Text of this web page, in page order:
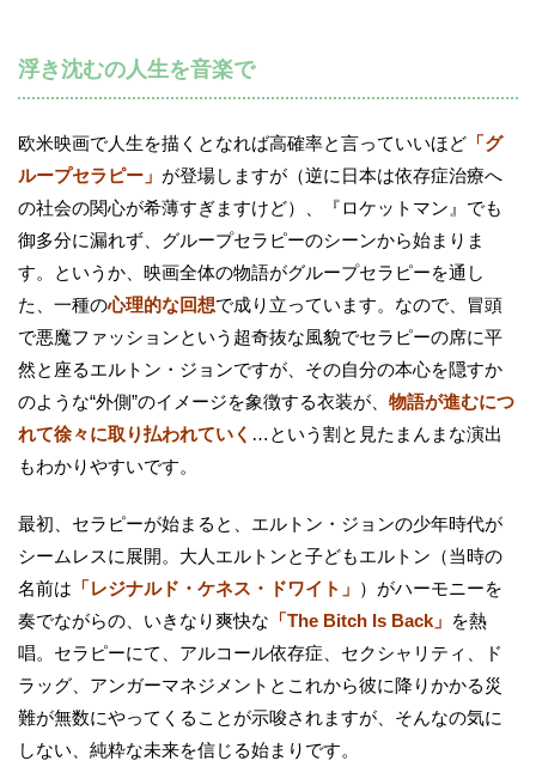
浮き沈むの人生を音楽で
欧米映画で人生を描くとなれば高確率と言っていいほど 「グ
ループセラピー」 が登場しますが（逆に日本は依存症治療へ
の社会の関心が希薄すぎますけど）、『ロケットマン』でも
御多分に漏れず、グループセラピーのシーンから始まりま
す。というか、映画全体の物語がグループセラピーを通し
た、一種の心理的な回想で成り立っています。なので、冒頭
で悪魔ファッションという超奇抜な風貌でセラピーの席に平
然と座るエルトン・ジョンですが、その自分の本心を隠すか
のような“外側”のイメージを象徴する衣装が、 物語が進むにつ
れて徐々に取り払われていく …という割と見たまんまな演出
もわかりやすいです。
最初、セラピーが始まると、エルトン・ジョンの少年時代が
シームレスに展開。大人エルトンと子どもエルトン（当時の
名前は 「レジナルド・ケネス・ドワイト」 ）がハーモニーを
奏でながらの、いきなり爽快な 「The Bitch Is Back」 を熱
唱。セラピーにて、アルコール依存症、セクシャリティ、ド
ラッグ、アンガーマネジメントとこれから彼に降りかかる災
難が無数にやってくることが示唆されますが、そんなの気に
しない、純粋な未来を信じる始まりです。